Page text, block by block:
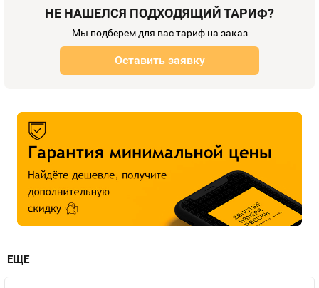
НЕ НАШЕЛСЯ ПОДХОДЯЩИЙ ТАРИФ?
Мы подберем для вас тариф на заказ
Оставить заявку
ЕЩЕ